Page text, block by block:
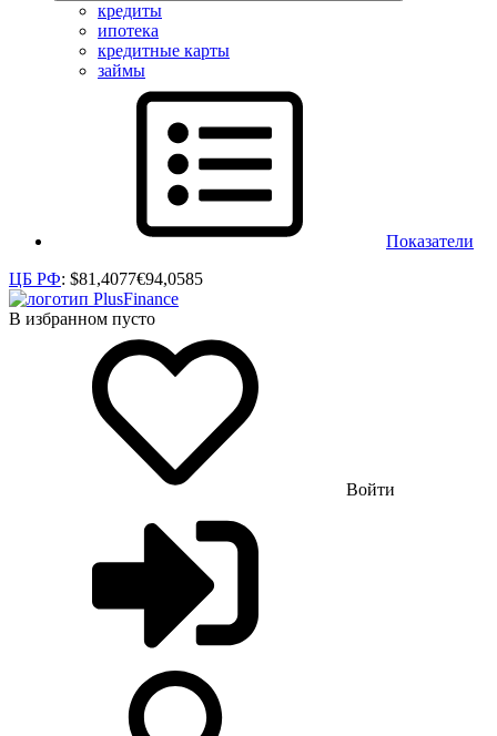
кредиты
ипотека
кредитные карты
займы
Показатели
ЦБ РФ: $81,4077€94,0585
В избранном пусто
Войти